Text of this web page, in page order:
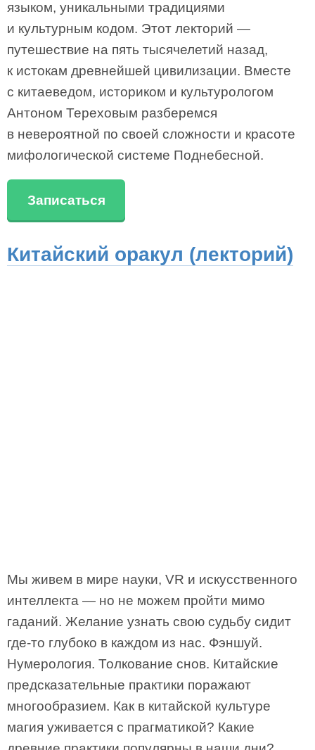
языком, уникальными традициями
и культурным кодом. Этот лекторий —
путешествие на пять тысячелетий назад,
к истокам древнейшей цивилизации. Вместе
с китаеведом, историком и культурологом
Антоном Тереховым разберемся
в невероятной по своей сложности и красоте
мифологической системе Поднебесной.
Записаться
Китайский оракул (лекторий)
Мы живем в мире науки, VR и искусственного
интеллекта — но не можем пройти мимо
гаданий. Желание узнать свою судьбу сидит
где-то глубоко в каждом из нас. Фэншуй.
Нумерология. Толкование снов. Китайские
предсказательные практики поражают
многообразием. Как в китайской культуре
магия уживается с прагматикой? Какие